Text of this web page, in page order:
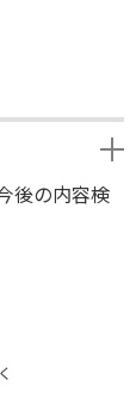
後の内容検